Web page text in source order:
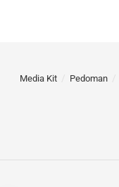
Media Kit Pedoman